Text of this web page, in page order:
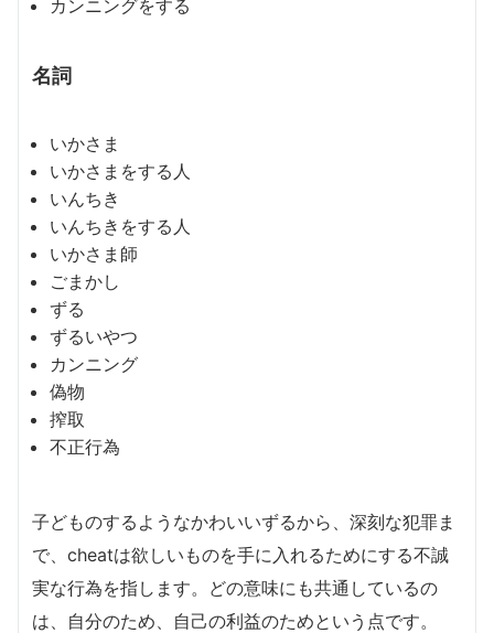
カンニングをする
名詞
いかさま
いかさまをする人
いんちき
いんちきをする人
いかさま師
ごまかし
ずる
ずるいやつ
カンニング
偽物
搾取
不正行為
子どものするようなかわいいずるから、深刻な犯罪ま
で、cheatは欲しいものを手に入れるためにする不誠
実な行為を指します。どの意味にも共通しているの
は、自分のため、自己の利益のためという点です。